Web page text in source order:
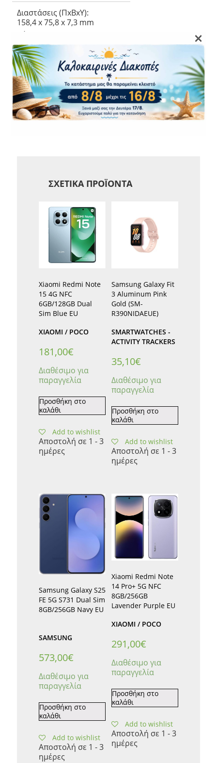
Διαστάσεις (ΠxΒxΥ):
158,4 x 75,8 x 7,3 mm
Βάρος:
190 gr
Πιστοποίηση Προστασίας:
IP68
Εγγύηση – Πιστοποιήσεις
Εγγύηση:
<
ΣΧΕΤΙΚΆ ΠΡΟΪΌΝΤΑ
Xiaomi Redmi Note
15 4G NFC
6GB/128GB Dual
Sim Blue EU
XIAOMI / POCO
181,00€
Διαθέσιμο για
παραγγελία
Προσθήκη στο
καλάθι
Add to wishlist
Αποστολή σε 1 - 3
ημέρες
Samsung Galaxy Fit
3 Aluminum Pink
Gold (SM-
R390NIDAEUE)
SMARTWATCHES -
ACTIVITY TRACKERS
35,10€
Διαθέσιμο για
παραγγελία
Προσθήκη στο
καλάθι
Add to wishlist
Αποστολή σε 1 - 3
ημέρες
Samsung Galaxy S25
FE 5G S731 Dual Sim
8GB/256GB Navy EU
SAMSUNG
573,00€
Διαθέσιμο για
παραγγελία
Προσθήκη στο
καλάθι
Add to wishlist
Αποστολή σε 1 - 3
ημέρες
Xiaomi Redmi Note
14 Pro+ 5G NFC
8GB/256GB
Lavender Purple EU
XIAOMI / POCO
291,00€
Διαθέσιμο για
παραγγελία
Προσθήκη στο
καλάθι
Add to wishlist
Αποστολή σε 1 - 3
ημέρες
×